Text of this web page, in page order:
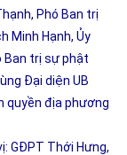
Phó Ban trị
Minh Hạnh, Ủy
Ban trị sự phật
Đại diện UB
quyền địa phương
GĐPT Thới Hưng,